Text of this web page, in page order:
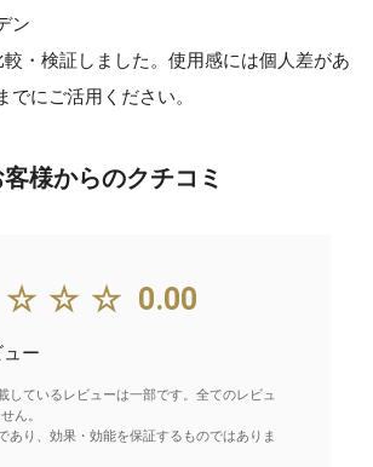
ン
・検証しました。使用感には個人差があ
でにご活用ください。
客様からのクチコミ
0.00
ー
しているレビューは一部です。全てのレビュ
ん。
あり、効果・効能を保証するものではありま